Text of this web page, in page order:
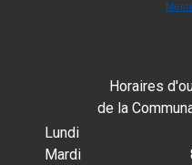
Horaires
de la
Lundi
Mardi